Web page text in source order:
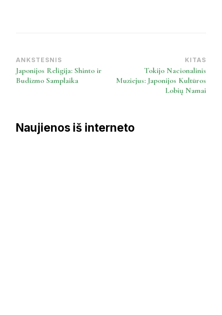
Post
Navigation
ANKSTESNIS
Japonijos Religija: Shinto ir
Budizmo Samplaika
KITAS
Tokijo Nacionalinis
Muziejus: Japonijos Kultūros
Lobių Namai
Naujienos iš interneto